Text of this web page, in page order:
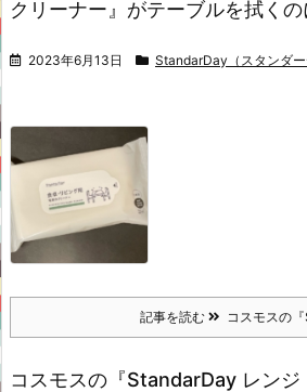
クリーナー』がテーブルを拭くの
2023年6月13日 StandarDay（スタンダー
記事を読む コスモスの
コスモスの『StandarDay レンジ